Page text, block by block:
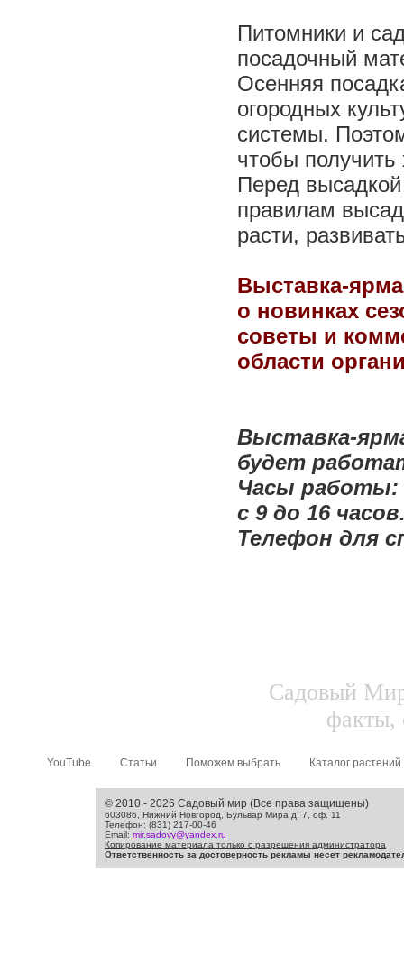
Питомники и
посадочный
Осенняя
огородных
системы.
чтобы
Перед
правилам
расти,
Выставка-
о новинках
советы и
области
Выставка-
будет
Часы работы:
с 9 до 16
Телефон для
Садовый
факты,
YouTube Статьи Поможем выбрать Каталог растений
© 2010 - 2026 Садовый мир (Все права защищены)
603086, Нижний Новгород, Бульвар Мира д. 7, оф. 11
Телефон: (831) 217-00-46
Email: mir.sadovy@yandex.ru
Копирование материала только с разрешения администратора
Ответственность за достоверность рекламы несет